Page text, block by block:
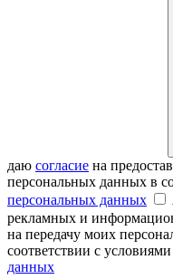
даю согласие на
персональных данных в
персональных данных
рекламных и
на передачу моих
соответствии с условиями
данных